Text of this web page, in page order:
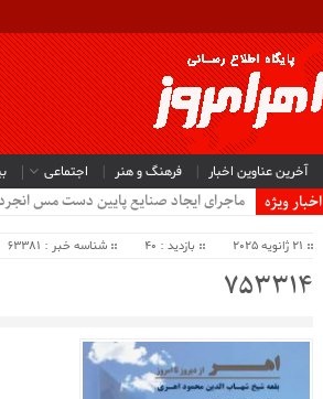
آخرین عناوین اخبار فرهنگ و هنر اجتماعی
اخبار ویژه
ماجرای ایجاد صنایع پایین دست مس
21 ژانویه 2025 بازدید : 40 شناسه خبر : 63381
753314